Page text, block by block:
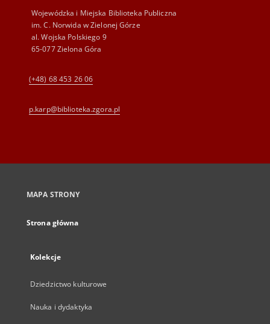
Wojewódzka i Miejska Biblioteka Publiczna
im. C. Norwida w Zielonej Górze
al. Wojska Polskiego 9
65-077 Zielona Góra
(+48) 68 453 26 06
p.karp@biblioteka.zgora.pl
MAPA STRONY
Strona główna
Kolekcje
Dziedzictwo kulturowe
Nauka i dydaktyka